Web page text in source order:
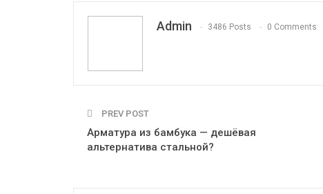
Admin 3486 Posts 0 Comments
PREV POST
Арматура из бамбука — дешёвая
альтернатива стальной?